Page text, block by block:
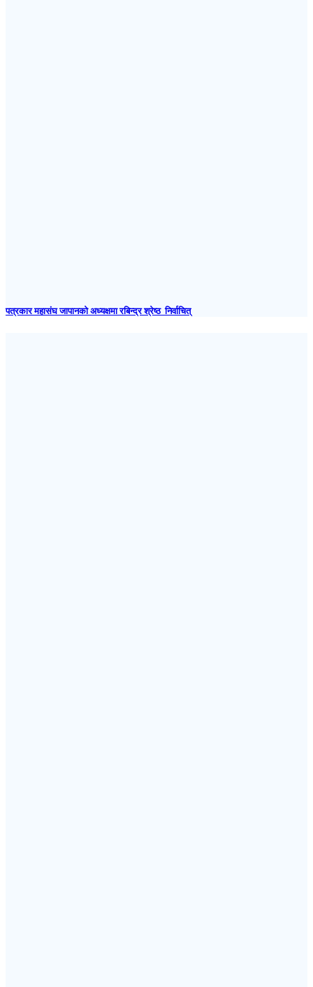
पत्रकार महासंघ जापानकाे अध्यक्षमा रबिन्द्र श्रेष्ठ निर्वाचित्